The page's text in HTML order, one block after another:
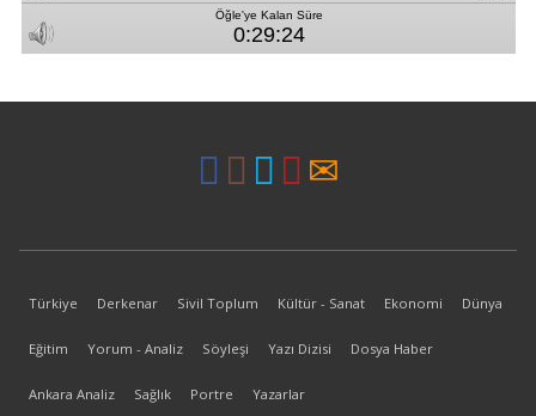
Türkiye Derkenar Sivil Toplum Kültür - Sanat Ekonomi Dünya
Eğitim Yorum - Analiz Söyleşi Yazı Dizisi Dosya Haber
Ankara Analiz Sağlık Portre Yazarlar